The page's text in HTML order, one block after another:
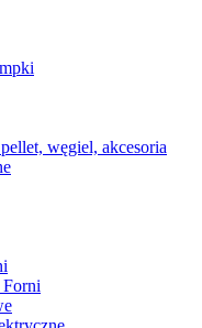
węgiel, akcesoria